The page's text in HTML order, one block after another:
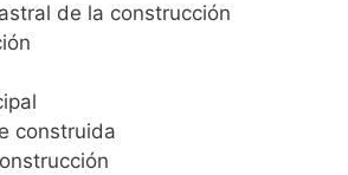
de la construcción
construida